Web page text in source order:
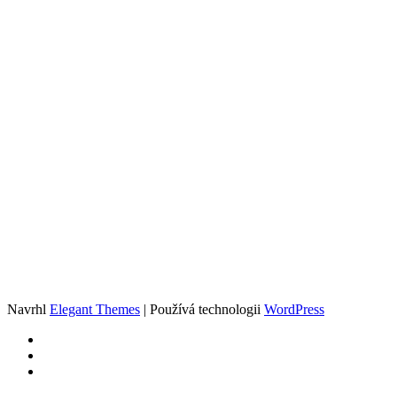
Navrhl Elegant Themes | Používá technologii WordPress